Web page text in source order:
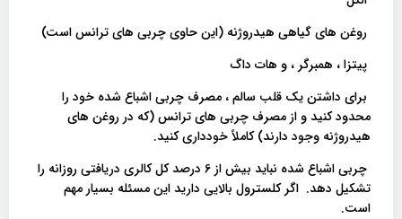
روغن های گیاهی هیدروژنه (این حاوی چربی های ترانس است)
پیتزا ، همبرگر ، و هات داگ
برای داشتن یک قلب سالم ، مصرف چربی اشباع شده خود را
محدود کنید و از مصرف چربی های ترانس (که در روغن های
هیدروژنه وجود دارند) کاملاً خودداری کنید.
چربی اشباع شده نباید بیش از 6 درصد کل کالری دریافتی روزانه را
تشکیل دهد. اگر کلسترول بالایی دارید این مسئله بسیار مهم
است.